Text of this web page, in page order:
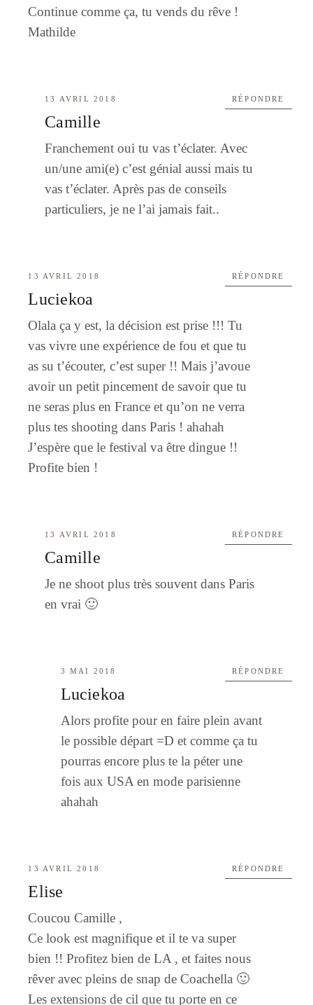
Continue comme ça, tu vends du rêve !
Mathilde
13 AVRIL 2018
Camille
Franchement oui tu vas t’éclater. Avec
un/une ami(e) c’est génial aussi mais tu
vas t’éclater. Après pas de conseils
particuliers, je ne l’ai jamais fait..
RÉPONDRE
13 AVRIL 2018
Luciekoa
Olala ça y est, la décision est prise !!! Tu
vas vivre une expérience de fou et que tu
as su t’écouter, c’est super !! Mais j’avoue
avoir un petit pincement de savoir que tu
ne seras plus en France et qu’on ne verra
plus tes shooting dans Paris ! ahahah
J’espère que le festival va être dingue !!
Profite bien !
RÉPONDRE
13 AVRIL 2018
Camille
Je ne shoot plus très souvent dans Paris
en vrai 🙂
RÉPONDRE
3 MAI 2018
Luciekoa
Alors profite pour en faire plein avant
le possible départ =D et comme ça tu
pourras encore plus te la péter une
fois aux USA en mode parisienne
ahahah
RÉPONDRE
13 AVRIL 2018
Elise
Coucou Camille ,
Ce look est magnifique et il te va super
bien !! Profitez bien de LA , et faites nous
rêver avec pleins de snap de Coachella 🙂
Les extensions de cil que tu porte en ce
RÉPONDRE